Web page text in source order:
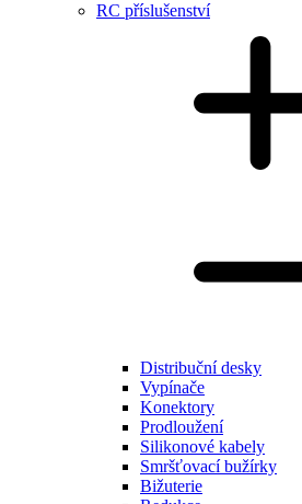
RC příslušenství
Distribuční desky
Vypínače
Konektory
Prodloužení
Silikonové kabely
Smršťovací bužírky
Bižuterie